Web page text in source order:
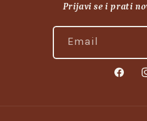
Prijavi se i prati
Email